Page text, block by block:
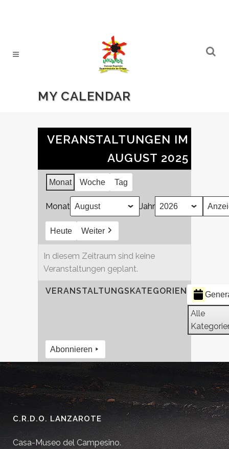
MY CALENDAR
VERANSTALTUNGEN IM
AUGUST 2025
Monat Woche Tag
Monat Jahr
Heute Weiter
In diesem Zeitraum sind keine
Veranstaltungen geplant.
VERANSTALTUNGSKATEGORIEN
Alle
Abonnieren
C.R.D.O. LANZAROTE
Casa-Museo del Campesino.